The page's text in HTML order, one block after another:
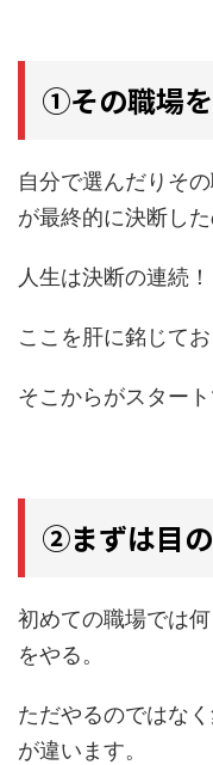
①その職場
自分で選んだりそ
が最終的に決断した
人生は決断の連続！
ここを肝に銘じてお
そこからがスタート
②まずは目
初めての職場では
をやる。
ただやるのではな
が違います。